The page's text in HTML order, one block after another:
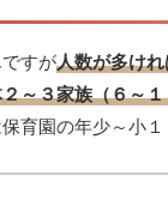
すが人数が多け
～３家族（６～
育園の年少～小